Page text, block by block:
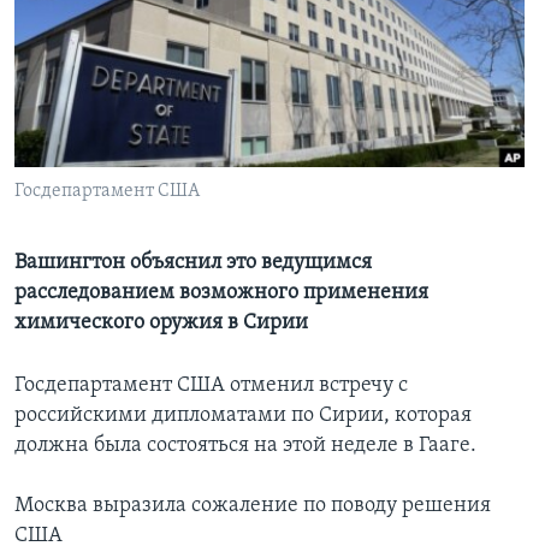
Learning English
СОЦИАЛЬНЫЕ СЕТИ
Госдепартамент США
Вашингтон объяснил это ведущимся
расследованием возможного применения
химического оружия в Сирии
Госдепартамент США отменил встречу с
российскими дипломатами по Сирии, которая
должна была состояться на этой неделе в Гааге.
Москва выразила сожаление по поводу решения
США